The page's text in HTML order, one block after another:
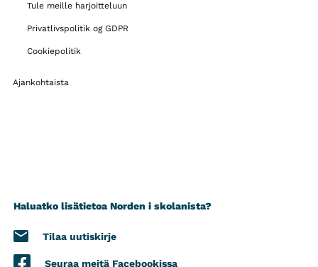
Tule meille harjoitteluun
Privatlivspolitik og GDPR
Cookiepolitik
Ajankohtaista
Haluatko lisätietoa Norden i skolanista?
Tilaa uutiskirje
Seuraa meitä Facebookissa